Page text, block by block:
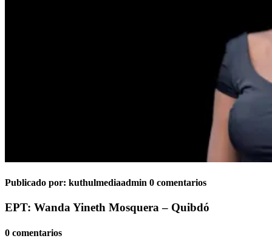
Publicado por: kuthulmediaadmin 0 comentarios
EPT: Wanda Yineth Mosquera – Quibdó
0 comentarios